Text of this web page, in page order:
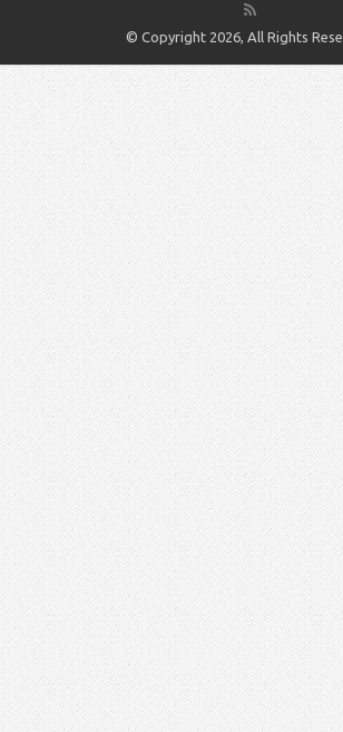
© Copyright 2026, All Rights